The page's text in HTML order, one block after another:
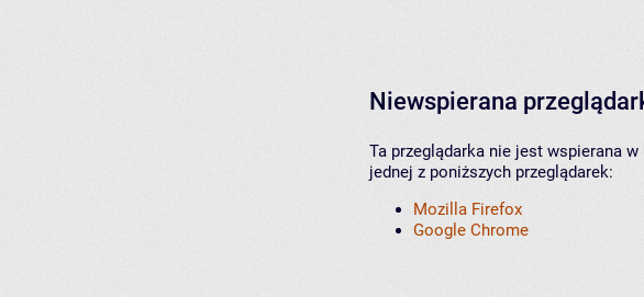
Niewspierana
Ta przeglądarka nie jest wspierana
jednej z poniższych przeglądarek:
Mozilla Firefox
Google Chrome